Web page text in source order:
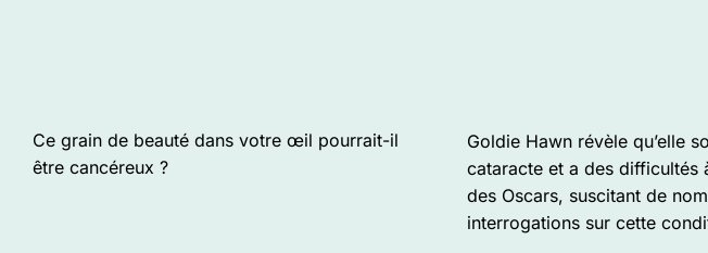
Ce grain de beauté dans votre œil pourrait-il
être cancéreux ?
Goldie Hawn révèle qu’elle
cataracte et a des difficultés
des Oscars, suscitant de
interrogations sur cette